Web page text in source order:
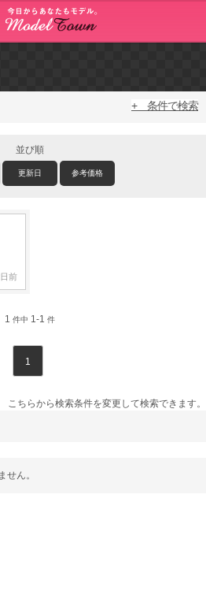
+ 条件で検索
並び順
更新日 参考価格
前
1 件中 1-1 件
1
こちらから検索条件を変更して検索できます。
せん。